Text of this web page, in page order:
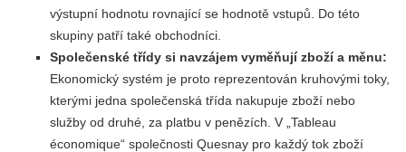
výstupní hodnotu rovnající se hodnotě vstupů. Do této
skupiny patří také obchodníci.
Společenské třídy si navzájem vyměňují zboží a měnu:
Ekonomický systém je proto reprezentován kruhovými toky,
kterými jedna společenská třída nakupuje zboží nebo
služby od druhé, za platbu v penězích. V „Tableau
économique“ společnosti Quesnay pro každý tok zboží